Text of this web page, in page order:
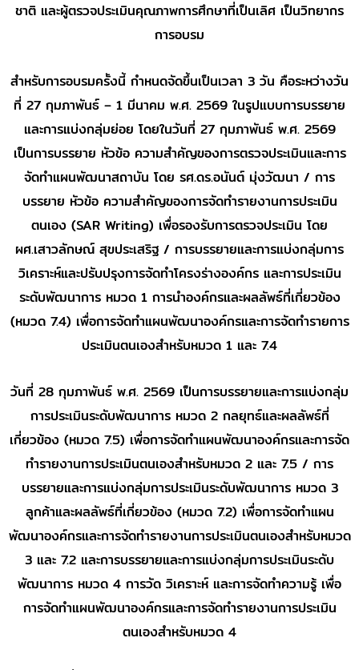
ชาติ และผู้ตรวจประเมินคุณภาพการศึกษาที่เป็นเลิศ เป็นวิทยากร
การอบรม
สำหรับการอบรมครั้งนี้ กำหนดจัดขึ้นเป็นเวลา 3 วัน คือระหว่างวัน
ที่ 27 กุมภาพันธ์ – 1 มีนาคม พ.ศ. 2569 ในรูปแบบการบรรยาย
และการแบ่งกลุ่มย่อย โดยในวันที่ 27 กุมภาพันธ์ พ.ศ. 2569
เป็นการบรรยาย หัวข้อ ความสำคัญของการตรวจประเมินและการ
จัดทำแผนพัฒนาสถาบัน โดย รศ.ดร.อนันต์ มุ่งวัฒนา / การ
บรรยาย หัวข้อ ความสำคัญของการจัดทำรายงานการประเมิน
ตนเอง (SAR Writing) เพื่อรองรับการตรวจประเมิน โดย
ผศ.เสาวลักษณ์ สุขประเสริฐ / การบรรยายและการแบ่งกลุ่มการ
วิเคราะห์และปรับปรุงการจัดทำโครงร่างองค์กร และการประเมิน
ระดับพัฒนาการ หมวด 1 การนำองค์กรและผลลัพธ์ที่เกี่ยวข้อง
(หมวด 7.4) เพื่อการจัดทำแผนพัฒนาองค์กรและการจัดทำรายการ
ประเมินตนเองสำหรับหมวด 1 และ 7.4
วันที่ 28 กุมภาพันธ์ พ.ศ. 2569 เป็นการบรรยายและการแบ่งกลุ่ม
การประเมินระดับพัฒนาการ หมวด 2 กลยุทธ์และผลลัพธ์ที่
เกี่ยวข้อง (หมวด 7.5) เพื่อการจัดทำแผนพัฒนาองค์กรและการจัด
ทำรายงานการประเมินตนเองสำหรับหมวด 2 และ 7.5 / การ
บรรยายและการแบ่งกลุ่มการประเมินระดับพัฒนาการ หมวด 3
ลูกค้าและผลลัพธ์ที่เกี่ยวข้อง (หมวด 7.2) เพื่อการจัดทำแผน
พัฒนาองค์กรและการจัดทำรายงานการประเมินตนเองสำหรับหมวด
3 และ 7.2 และการบรรยายและการแบ่งกลุ่มการประเมินระดับ
พัฒนาการ หมวด 4 การวัด วิเคราะห์ และการจัดทำความรู้ เพื่อ
การจัดทำแผนพัฒนาองค์กรและการจัดทำรายงานการประเมิน
ตนเองสำหรับหมวด 4